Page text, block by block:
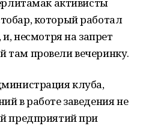
который работал
несмотря на запрет
там провели вечеринку.
клуба,
в работе заведения не
предприятий при